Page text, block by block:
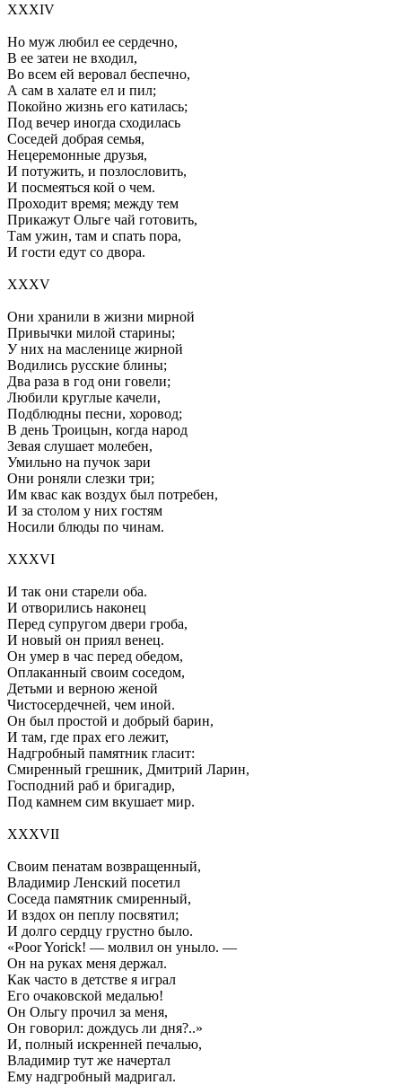
XXXIV
Но муж любил ее сердечно,
В ее затеи не входил,
Во всем ей веровал беспечно,
А сам в халате ел и пил;
Покойно жизнь его катилась;
Под вечер иногда сходилась
Соседей добрая семья,
Нецеремонные друзья,
И потужить, и позлословить,
И посмеяться кой о чем.
Проходит время; между тем
Прикажут Ольге чай готовить,
Там ужин, там и спать пора,
И гости едут со двора.
XXXV
Они хранили в жизни мирной
Привычки милой старины;
У них на масленице жирной
Водились русские блины;
Два раза в год они говели;
Любили круглые качели,
Подблюдны песни, хоровод;
В день Троицын, когда народ
Зевая слушает молебен,
Умильно на пучок зари
Они роняли слезки три;
Им квас как воздух был потребен,
И за столом у них гостям
Носили блюды по чинам.
XXXVI
И так они старели оба.
И отворились наконец
Перед супругом двери гроба,
И новый он приял венец.
Он умер в час перед обедом,
Оплаканный своим соседом,
Детьми и верною женой
Чистосердечней, чем иной.
Он был простой и добрый барин,
И там, где прах его лежит,
Надгробный памятник гласит:
Смиренный грешник, Дмитрий Ларин,
Господний раб и бригадир,
Под камнем сим вкушает мир.
XXXVII
Своим пенатам возвращенный,
Владимир Ленский посетил
Соседа памятник смиренный,
И вздох он пеплу посвятил;
И долго сердцу грустно было.
«Poor Yorick! — молвил он уныло. —
Он на руках меня держал.
Как часто в детстве я играл
Его очаковской медалью!
Он Ольгу прочил за меня,
Он говорил: дождусь ли дня?..»
И, полный искренней печалью,
Владимир тут же начертал
Ему надгробный мадригал.